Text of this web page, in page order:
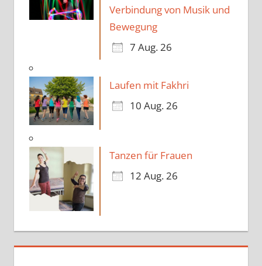
Verbindung von Musik und
Bewegung
7 Aug. 26
Laufen mit Fakhri
10 Aug. 26
Tanzen für Frauen
12 Aug. 26